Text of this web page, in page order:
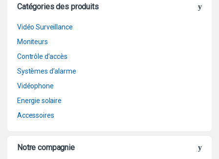
Catégories des produits
Vidéo Surveillance
Moniteurs
Contrôle d’accès
Systèmes d’alarme
Vidéophone
Energie solaire
Accessoires
Notre compagnie